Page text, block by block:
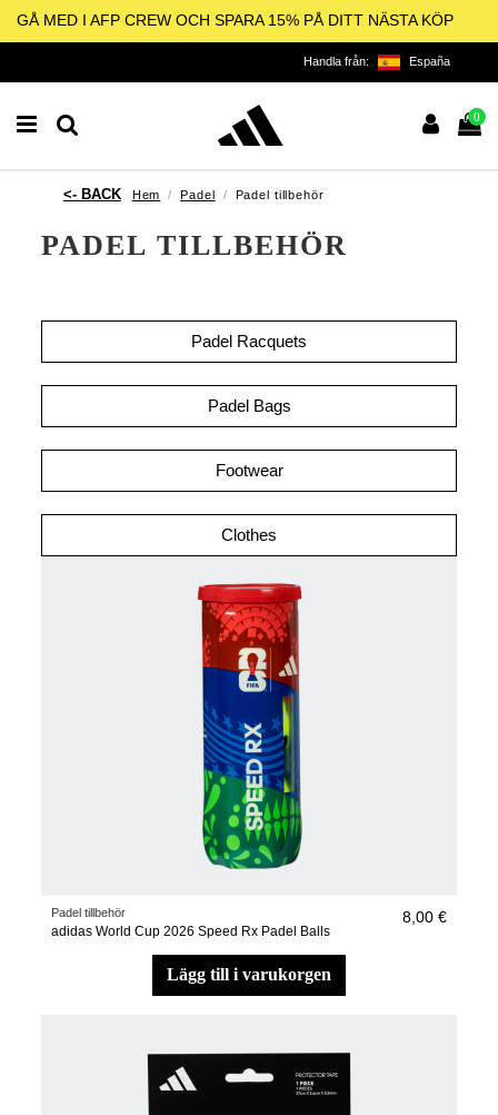
GÅ MED I AFP CREW OCH SPARA 15% PÅ DITT NÄSTA KÖP
Handla från: España
0
Hem Padel Padel tillbehör
PADEL TILLBEHÖR
Padel Racquets
Padel Bags
Footwear
Clothes
Padel tillbehör
adidas World Cup 2026 Speed Rx Padel Balls
8,00 €
lägg till i varukorgen